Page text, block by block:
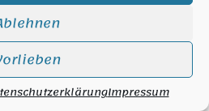
Impressum